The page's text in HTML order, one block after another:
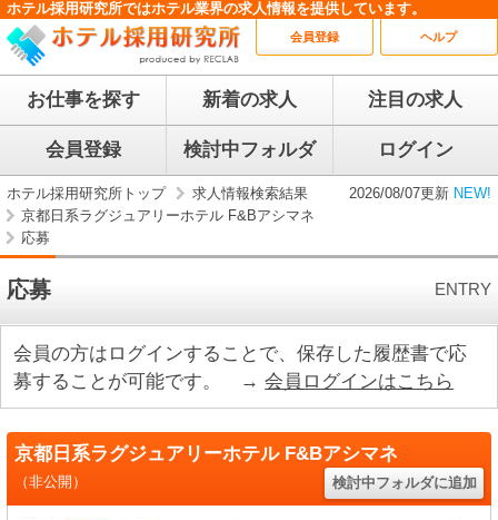
ホテル採用研究所ではホテル業界の求人情報を提供しています。
会員登録 ヘルプ
お仕事を探す 新着の求人 注目の求人
会員登録 検討中フォルダ ログイン
ホテル採用研究所トップ
求人情報検索結果
京都日系ラグジュアリーホテル F&Bアシマネ
応募
2026/08/07更新 NEW!
応募 ENTRY
会員の方はログインすることで、保存した履歴書で応
募することが可能です。 →会員ログインはこちら
京都日系ラグジュアリーホテル F&Bアシマネ
（非公開）